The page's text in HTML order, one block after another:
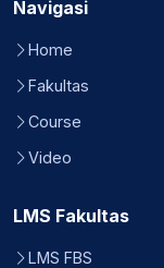
Navigasi
Home
Fakultas
Course
Video
LMS Fakultas
LMS FBS